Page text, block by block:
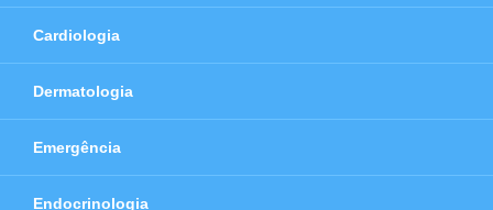
Cardiologia
Dermatologia
Emergência
Endocrinologia